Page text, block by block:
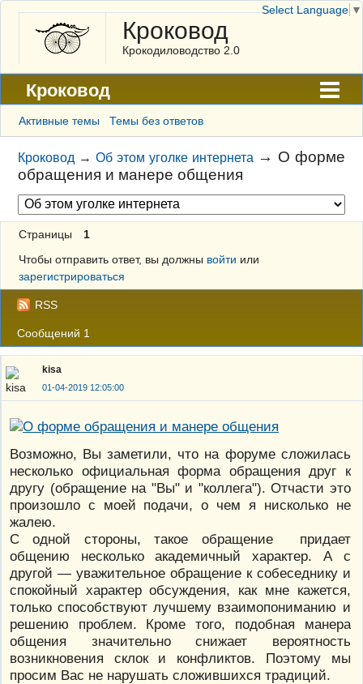
Кроковод
Крокодиловодство 2.0
Кроковод
Форум
Архив
ГАЛЕРЕЯ
Правила
Поиск
Регистрация
Вход
Активные темы Темы без ответов
Кроковод →Об этом уголке интернета → О форме
обращения и манере общения
Страницы
1
Чтобы отправить ответ, вы должны войти или
зарегистрироваться
RSS
Сообщений 1
kisa
01-04-2019 12:05:00
Возможно, Вы заметили, что на форуме сложилась
несколько официальная форма обращения друг к
другу (обращение на "Вы" и "коллега"). Отчасти это
произошло с моей подачи, о чем я нисколько не
жалею.
С одной стороны, такое обращение придает
общению несколько академичный характер. А с
другой — уважительное обращение к собеседнику и
спокойный характер обсуждения, как мне кажется,
только способствуют лучшему взаимопониманию и
решению проблем. Кроме того, подобная манера
общения значительно снижает вероятность
возникновения склок и конфликтов. Поэтому мы
просим Вас не нарушать сложившихся традиций.
Select Language ▼